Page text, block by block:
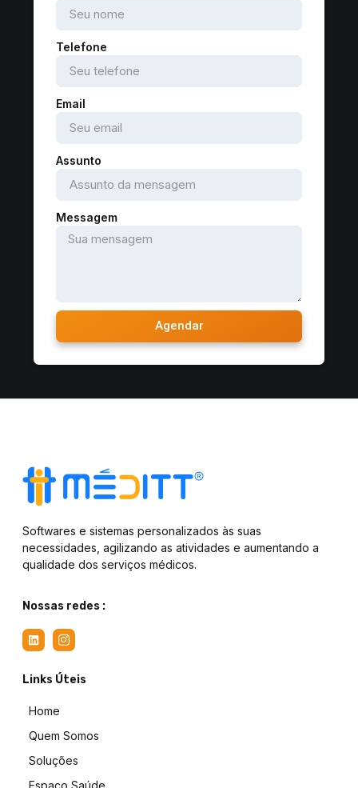
Telefone
Email
Assunto
Messagem
Agendar
Softwares e sistemas personalizados às suas
necessidades, agilizando as atividades e aumentando a
qualidade dos serviços médicos.
Nossas redes :
Links Úteis
Home
Quem Somos
Soluções